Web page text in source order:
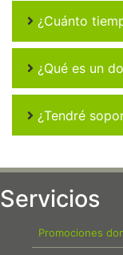
¿Cuánto
¿Qué es un
¿Tendré
Servicios
Promociones